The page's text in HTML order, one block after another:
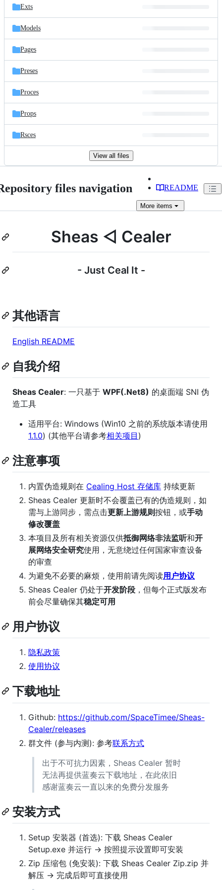
Exts
Models
Pages
Preses
Proces
Props
Rsces
View all files
files navigation README
More items
Sheas ◁ Cealer
- Just Ceal It -
其他语言
English README
自我介绍
Sheas Cealer: 一只基于 WPF(.Net8) 的桌面端 SNI 伪
造工具
适用平台: Windows (Win10 之前的系统版本请使用
1.1.0) (其他平台请参考相关项目 )
注意事项
内置伪造规则在 Cealing Host 存储库 持续更新
Sheas Cealer 更新时不会覆盖已有的伪造规则，如
需与上游同步，需点击更新上游规则按钮，或手动
修改覆盖
本项目及所有相关资源仅供抵御网络非法监听和开
展网络安全研究使用，无意绕过任何国家审查设备
的审查
为避免不必要的麻烦，使用前请先阅读用户协议
Sheas Cealer 仍处于开发阶段 ，但每个正式版发布
前会尽量确保其稳定可用
用户协议
隐私政策
使用协议
下载地址
Github: https://github.com/SpaceTimee/Sheas-
Cealer/releases
群文件 (参与内测): 参考联系方式
出于不可抗力因素，Sheas Cealer 暂时
无法再提供蓝奏云下载地址，在此依旧
感谢蓝奏云一直以来的免费分发服务
安装方式
Setup 安装器 (首选): 下载 Sheas Cealer
Setup.exe 并运行 -> 按照提示设置即可安装
Zip 压缩包 (免安装): 下载 Sheas Cealer Zip.zip 并
解压 -> 完成后即可直接使用